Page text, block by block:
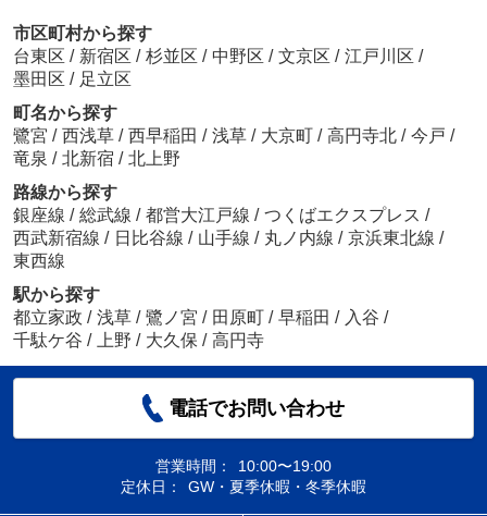
市区町村から探す
台東区 / 新宿区 / 杉並区 / 中野区 / 文京区 / 江戸川区 /
墨田区 / 足立区
町名から探す
鷺宮 / 西浅草 / 西早稲田 / 浅草 / 大京町 / 高円寺北 / 今戸 /
竜泉 / 北新宿 / 北上野
路線から探す
銀座線 / 総武線 / 都営大江戸線 / つくばエクスプレス /
西武新宿線 / 日比谷線 / 山手線 / 丸ノ内線 / 京浜東北線 /
東西線
駅から探す
都立家政 / 浅草 / 鷺ノ宮 / 田原町 / 早稲田 / 入谷 /
千駄ケ谷 / 上野 / 大久保 / 高円寺
電話でお問い合わせ
営業時間：
10:00〜19:00
定休日：
GW・夏季休暇・冬季休暇